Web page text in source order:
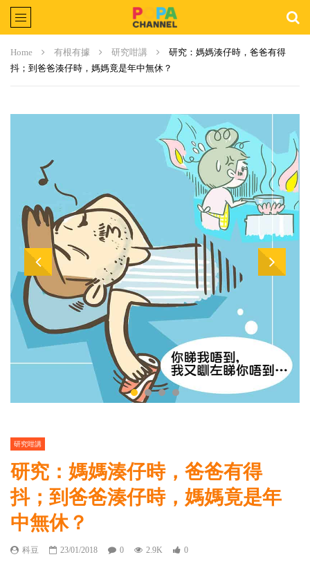
Home 有根有據 研究咁講
研究：媽媽湊仔時，爸爸有得
抖；到爸爸湊仔時，媽媽竟是年中無休？
研究咁講
研究：媽媽湊仔時，爸爸有得
抖；到爸爸湊仔時，媽媽竟是年
中無休？
科豆 23/01/2018 0 2.9K 0